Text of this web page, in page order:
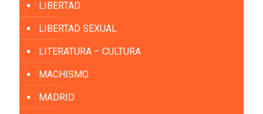
LIBERTAD
LIBERTAD SEXUAL
LITERATURA – CULTURA
MACHISMO
MADRID